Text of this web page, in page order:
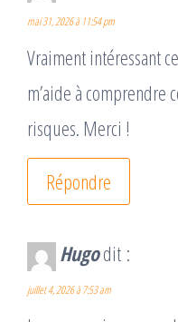
mai 31, 2026 à 11:54 pm
Vraiment intéressant
m’aide à comprendre
risques. Merci !
Répondre
Hugodit :
juillet 4, 2026 à 7:53 am